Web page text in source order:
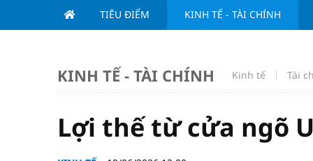
10:32
3-1 ở
08:15 Lợi
18:10
Tử vi
TIÊU ĐIỂM KINH TẾ - TÀI CHÍNH
KINH TẾ - TÀI CHÍNH Kinh tế Tài
Lợi thế từ cửa ngõ